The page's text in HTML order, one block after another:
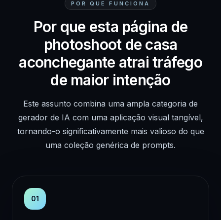
POR QUE FUNCIONA
Por que esta página de
photoshoot de casa
aconchegante atrai tráfego
de maior intenção
Este assunto combina uma ampla categoria de
gerador de IA com uma aplicação visual tangível,
tornando-o significativamente mais valioso do que
uma coleção genérica de prompts.
01